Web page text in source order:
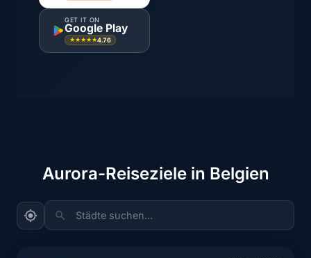
GET IT ON
Google Play
★★★★★4.76
Aurora-Reiseziele in Belgien
Städte suchen...